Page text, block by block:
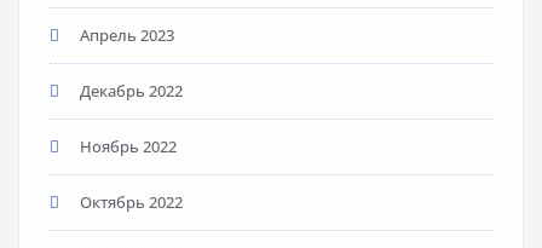
Апрель 2023
Декабрь 2022
Ноябрь 2022
Октябрь 2022